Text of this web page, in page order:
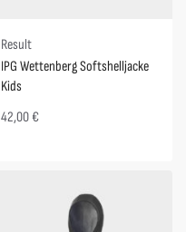
Result
IPG Wettenberg Softshelljacke
Kids
42,00 €